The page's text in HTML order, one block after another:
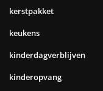
kerstpakket
keukens
kinderdagverblijven
kinderopvang